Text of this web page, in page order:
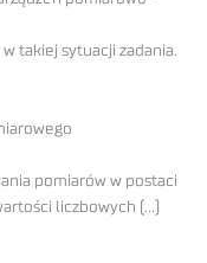
takiej sytuacji zadania.
pomiarów w postaci
liczbowych (…)